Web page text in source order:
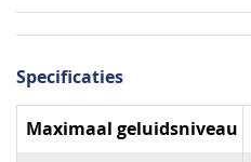
Specificaties
Specificaties
Maximaal geluidsniveau